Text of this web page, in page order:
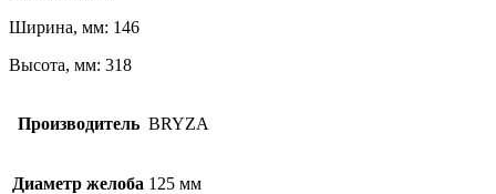
Ширина, мм: 146
Высота, мм: 318
Производитель BRYZA
Диаметр желоба 125 мм